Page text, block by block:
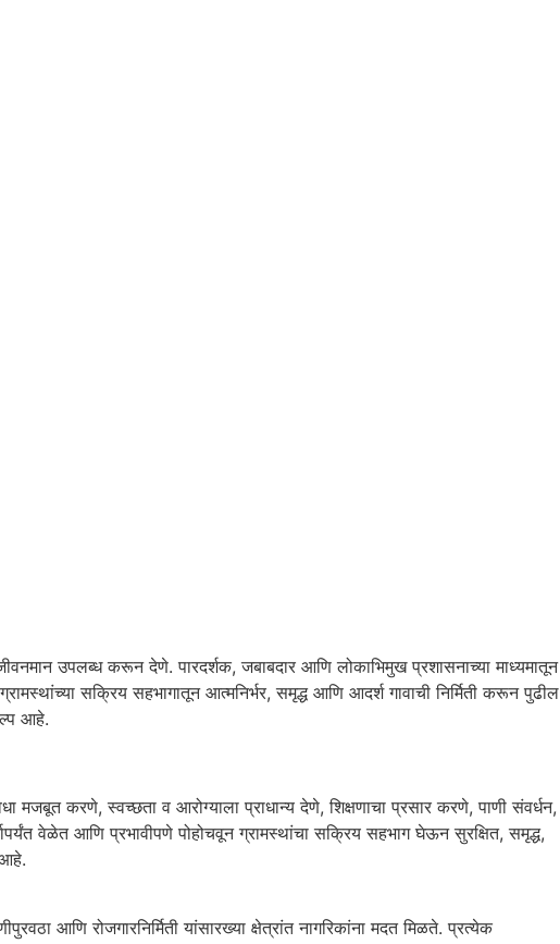
उपलब्ध करून देणे. पारदर्शक, जबाबदार आणि लोकाभिमुख प्रशासनाच्या माध्यमातून
सक्रिय सहभागातून आत्मनिर्भर, समृद्ध आणि आदर्श गावाची निर्मिती करून पुढील
आहे.
करणे, स्वच्छता व आरोग्याला प्राधान्य देणे, शिक्षणाचा प्रसार करणे, पाणी संवर्धन,
वेळेत आणि प्रभावीपणे पोहोचवून ग्रामस्थांचा सक्रिय सहभाग घेऊन सुरक्षित, समृद्ध,
आणि रोजगारनिर्मिती यांसारख्या क्षेत्रांत नागरिकांना मदत मिळते. प्रत्येक